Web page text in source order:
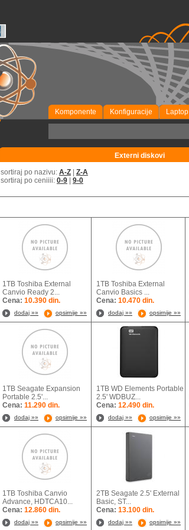
Komponente Konfiguracije Laptop
Externi diskovi
sortiraj po nazivu: A-Z
Z-A
sortiraj po ceniiii: 0-9 9-0
1TB Toshiba External
Canvio Ready 2...
Cena: 10.390 din.
dodaj »» opsirnije »»
1TB Toshiba External
Canvio Basics ...
Cena: 10.470 din.
dodaj »» opsirnije »»
1TB Seagate Expansion
Portable 2.5'...
Cena: 11.290 din.
dodaj »» opsirnije »»
1TB WD Elements Portable
2.5' WDBUZ...
Cena: 12.490 din.
dodaj »» opsirnije »»
1TB Toshiba Canvio
Advance, HDTCA10...
Cena: 12.860 din.
dodaj »» opsirnije »»
2TB Seagate 2.5' External
Basic, ST...
Cena: 13.100 din.
dodaj »» opsirnije »»